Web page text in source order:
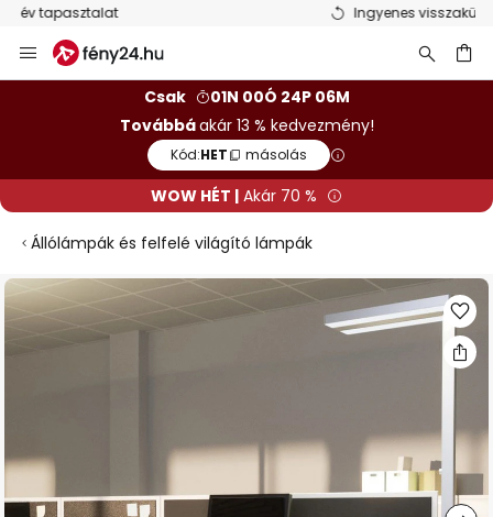
Ingyenes visszaküldés 50 napon belül
Ugrás
a
Csak
01N 00Ó 24P 05M
Továbbáakár 13 % kedvezmény!
Kód:HET másolás
WOW HÉT | Akár 70 %
Állólámpák és felfelé világító lámpák
Ugrás
a
képgaléria